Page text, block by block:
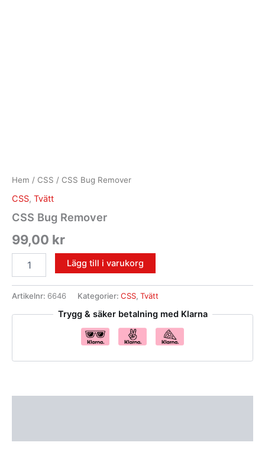
Hem / CSS / CSS Bug Remover
CSS, Tvätt
CSS Bug Remover
99,00 kr
Lägg till i varukorg
Artikelnr: 6646 Kategorier: CSS, Tvätt
Trygg & säker betalning med Klarna